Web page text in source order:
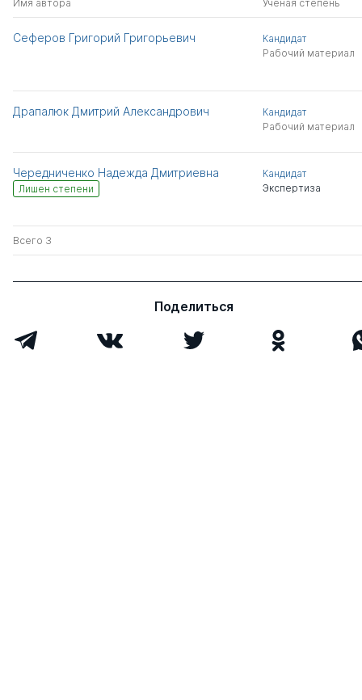
Имя автора Ученая степень
Сеферов Григорий Григорьевич
Кандидат
Рабочий материал
Драпалюк Дмитрий Александрович
Кандидат
Рабочий материал
Чередниченко Надежда Дмитриевна
Лишен степени
Кандидат
Экспертиза
Всего 3
Поделиться